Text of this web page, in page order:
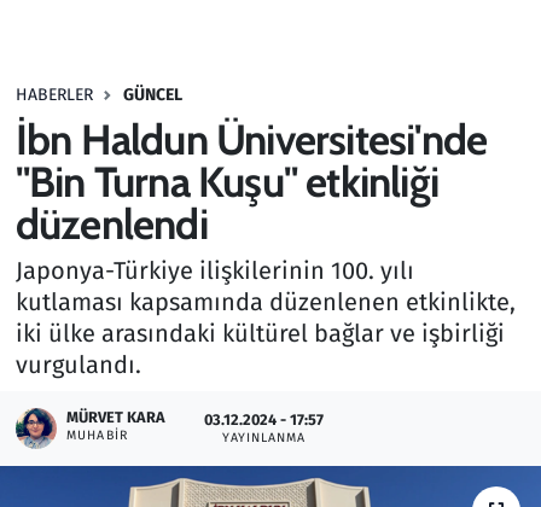
HABERLER GÜNCEL
İbn Haldun Üniversitesi'nde
"Bin Turna Kuşu" etkinliği
düzenlendi
Japonya-Türkiye ilişkilerinin 100. yılı
kutlaması kapsamında düzenlenen etkinlikte,
iki ülke arasındaki kültürel bağlar ve işbirliği
vurgulandı.
MÜRVET KARA
MUHABIR
03.12.2024 - 17:57
YAYINLANMA
Haber
Kültür Sanat
Kurumsal Haberler
Lezzet Durağı
Memur ve Kamu
Otomobil
Oyun